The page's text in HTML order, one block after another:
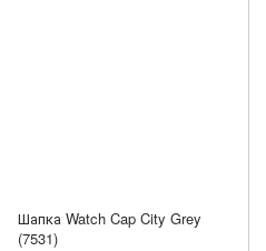
Шапка Watch Cap City Grey
(7531)